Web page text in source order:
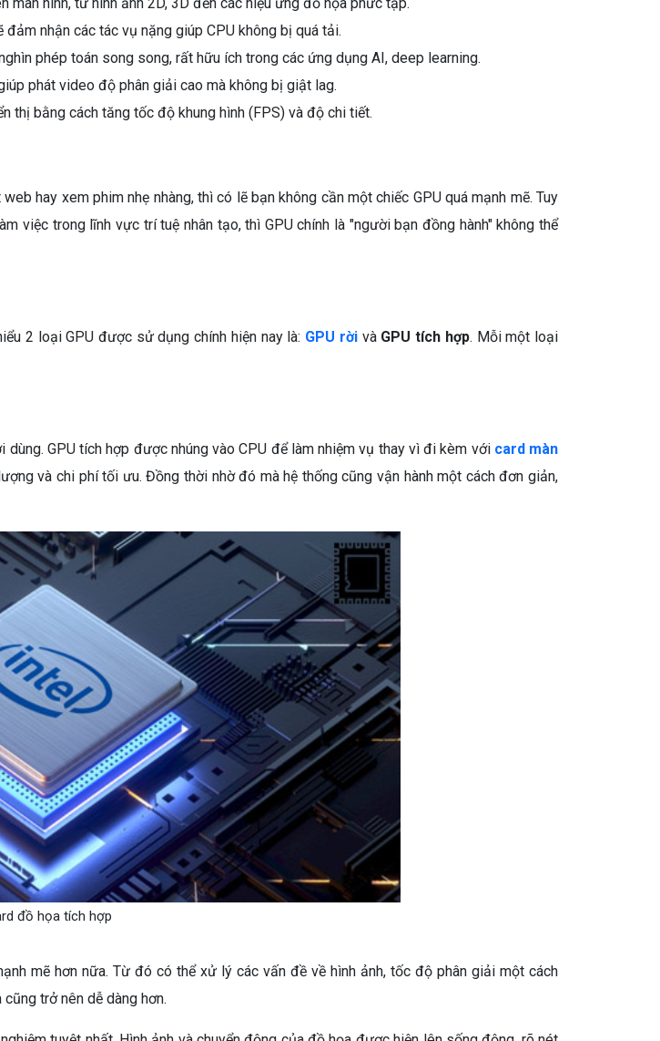
nhận các tác vụ nặng giúp CPU không bị quá tải.
phép toán song song, rất hữu ích trong các ứng dụng AI, deep learning.
phát video độ phân giải cao mà không bị giật lag.
thị bằng cách tăng tốc độ khung hình (FPS) và độ chi tiết.
hay xem phim nhẹ nhàng, thì có lẽ bạn không cần một chiếc GPU quá mạnh mẽ. Tuy
việc trong lĩnh vực trí tuệ nhân tạo, thì GPU chính là "người bạn đồng hành" không thể
2 loại GPU được sử dụng chính hiện nay là: GPU rời và GPU tích hợp. Mỗi một loại
GPU tích hợp được nhúng vào CPU để làm nhiệm vụ thay vì đi kèm với card màn
và chi phí tối ưu. Đồng thời nhờ đó mà hệ thống cũng vận hành một cách đơn giản,
đồ họa tích hợp
mẽ hơn nữa. Từ đó có thể xử lý các vấn đề về hình ảnh, tốc độ phân giải một cách
trở nên dễ dàng hơn.